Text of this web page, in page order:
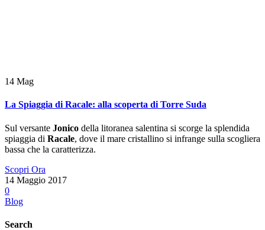
14 Mag
La Spiaggia di Racale: alla scoperta di Torre Suda
Sul versante Jonico della litoranea salentina si scorge la splendida
spiaggia di Racale, dove il mare cristallino si infrange sulla scogliera
bassa che la caratterizza.
Scopri Ora
14 Maggio 2017
0
Blog
Search